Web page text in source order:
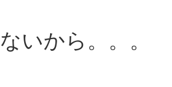
いから。。。